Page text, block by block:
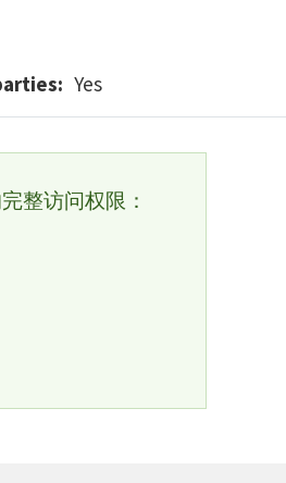
Yes
整访问权限：